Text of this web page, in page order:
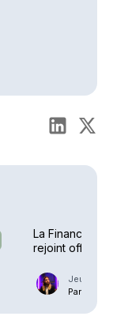
La Financière
rejoint
Jeudi 4
Par